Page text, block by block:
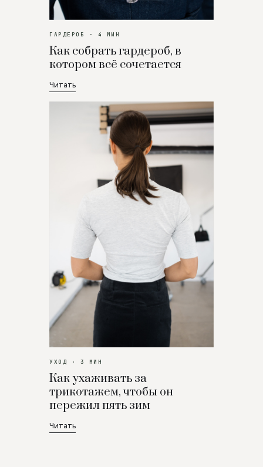
ГАРДЕРОБ · 4 МИН
Как собрать гардероб, в
котором всё сочетается
Читать
УХОД · 3 МИН
Как ухаживать за
трикотажем, чтобы он
пережил пять зим
Читать